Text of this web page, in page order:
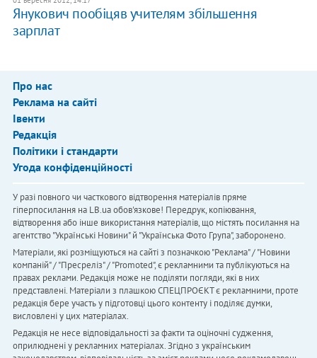
Янукович пообіцяв учителям збільшення
зарплат
Про нас
Реклама на сайті
Івенти
Редакція
Політики і стандарти
Угода конфіденційності
У разі повного чи часткового відтворення матеріалів пряме
гіперпосилання на LB.ua обов'язкове! Передрук, копіювання,
відтворення або інше використання матеріалів, що містять посилання на
агентство "Українськi Новини" й "Українська Фото Група", заборонено.
Матеріали, які розміщуються на сайті з позначкою "Реклама" / "Новини
компаній" / "Пресреліз" / "Promoted", є рекламними та публікуються на
правах реклами. Редакція може не поділяти погляди, які в них
представлені. Матеріали з плашкою СПЕЦПРОЄКТ є рекламними, проте
редакція бере участь у підготовці цього контенту і поділяє думки,
висловлені у цих матеріалах.
Редакція не несе відповідальності за факти та оціночні судження,
оприлюднені у рекламних матеріалах. Згідно з українським